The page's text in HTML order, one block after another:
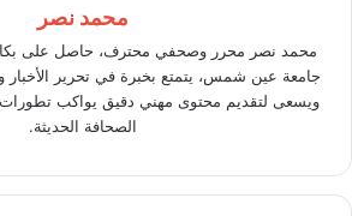
محمد نصر
محمد نصر محرر وصحفي محترف، حاصل على
جامعة عين شمس، يتمتع بخبرة في تحرير الأخبار
ويسعى لتقديم محتوى مهني دقيق يواكب تطورات
الصحافة الحديثة.